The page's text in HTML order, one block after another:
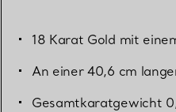
18 Karat Gold mit
An einer 40,6 cm
Gesamtkaratgewicht